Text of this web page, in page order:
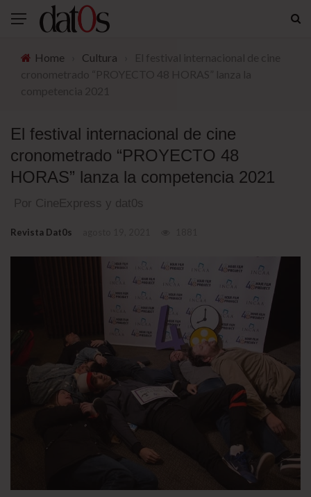
Home Cultura
El festival internacional de cine
cronometrado “PROYECTO 48
HORAS” lanza la competencia 2021
Por CineExpress y dat0s
Revista Dat0s